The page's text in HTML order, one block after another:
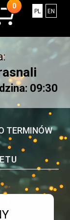
0
0
Łączna
kwota:
0.00
złotych
EN
PL Polski
09:30
TERMINÓW